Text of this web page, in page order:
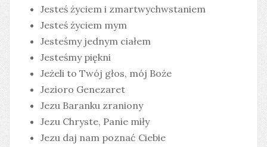
Jesteś życiem i zmartwychwstaniem
Jesteś życiem mym
Jesteśmy jednym ciałem
Jesteśmy piękni
Jeżeli to Twój głos, mój Boże
Jezioro Genezaret
Jezu Baranku zraniony
Jezu Chryste, Panie miły
Jezu daj nam poznać Ciebie